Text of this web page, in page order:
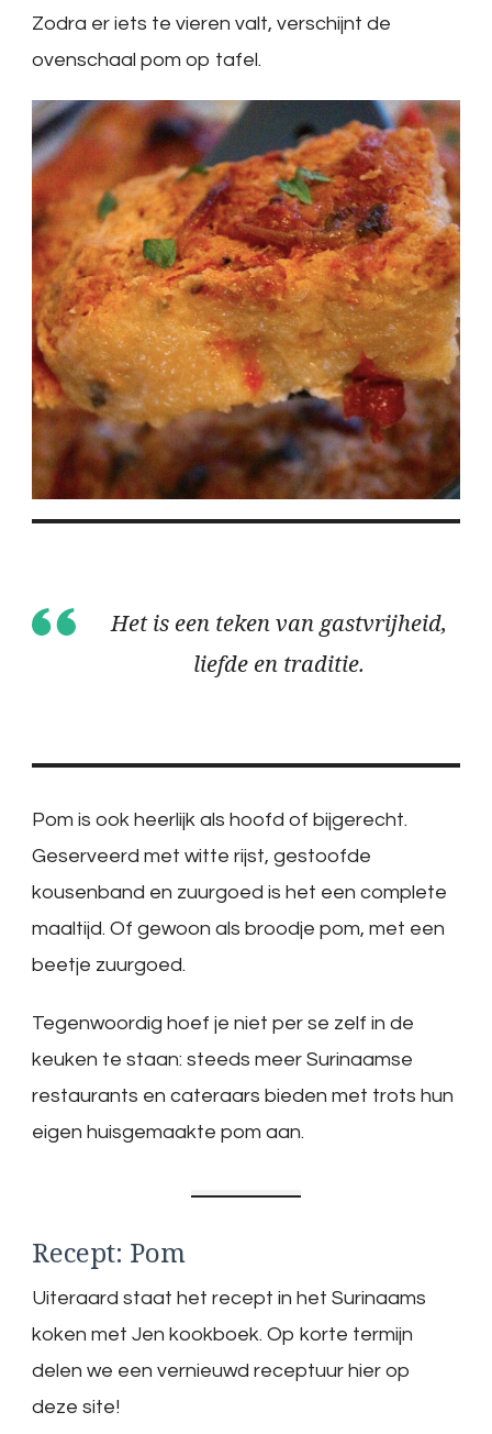
Zodra er iets te vieren valt, verschijnt de
ovenschaal pom op tafel.
Het is een teken van gastvrijheid,
liefde en traditie.
Pom is ook heerlijk als hoofd of bijgerecht.
Geserveerd met witte rijst, gestoofde
kousenband en zuurgoed is het een complete
maaltijd. Of gewoon als broodje pom, met een
beetje zuurgoed.
Tegenwoordig hoef je niet per se zelf in de
keuken te staan: steeds meer Surinaamse
restaurants en cateraars bieden met trots hun
eigen huisgemaakte pom aan.
Recept: Pom
Uiteraard staat het recept in het Surinaams
koken met Jen kookboek. Op korte termijn
delen we een vernieuwd receptuur hier op
deze site!